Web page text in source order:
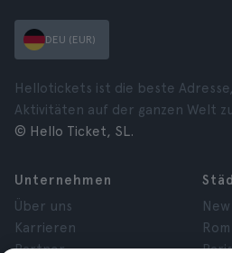
DEU (EUR)
Hellotickets ist die beste
Aktivitäten auf der ganzen Welt
© Hello Ticket, SL.
Unternehmen
Über uns
Karrieren
Partner
Rom
Paris